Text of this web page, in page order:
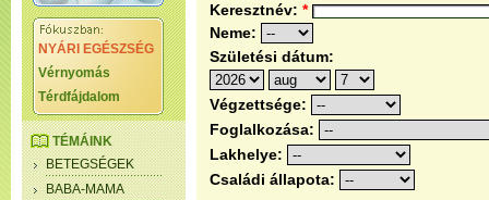
NYÁRI EGÉSZSÉG
Vérnyomás
Térdfájdalom
TÉMÁINK
BETEGSÉGEK
BABA-MAMA
Keresztnév: *
Neme:
Születési dátum:
Végzettsége:
Foglalkozása:
Lakhelye:
Családi állapota: